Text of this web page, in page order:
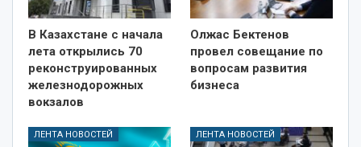
В Казахстане с начала
лета открылись 70
реконструированных
железнодорожных
вокзалов
Олжас Бектенов
провел совещание по
вопросам развития
бизнеса
ЛЕНТА НОВОСТЕЙ ЛЕНТА НОВОСТЕЙ